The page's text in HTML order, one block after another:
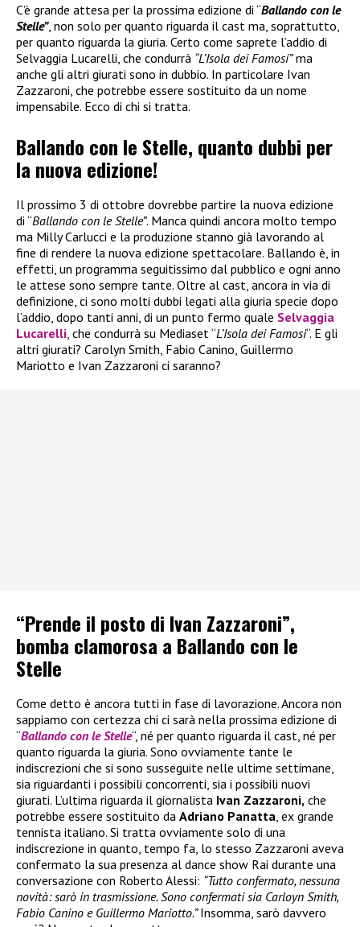
C’è grande attesa per la prossima edizione di “Ballando con le
Stelle”, non solo per quanto riguarda il cast ma, soprattutto,
per quanto riguarda la giuria. Certo come saprete l’addio di
Selvaggia Lucarelli, che condurrà “L’Isola dei Famosi”ma
anche gli altri giurati sono in dubbio. In particolare Ivan
Zazzaroni, che potrebbe essere sostituito da un nome
impensabile. Ecco di chi si tratta.
Ballando con le Stelle, quanto dubbi per
la nuova edizione!
Il prossimo 3 di ottobre dovrebbe partire la nuova edizione
di “Ballando con le Stelle”. Manca quindi ancora molto tempo
ma Milly Carlucci e la produzione stanno già lavorando al
fine di rendere la nuova edizione spettacolare. Ballando è, in
effetti, un programma seguitissimo dal pubblico e ogni anno
le attese sono sempre tante. Oltre al cast, ancora in via di
definizione, ci sono molti dubbi legati alla giuria specie dopo
l’addio, dopo tanti anni, di un punto fermo quale Selvaggia
Lucarelli, che condurrà su Mediaset “L’Isola dei Famosi“. E gli
altri giurati? Carolyn Smith, Fabio Canino, Guillermo
Mariotto e Ivan Zazzaroni ci saranno?
“Prende il posto di Ivan Zazzaroni”,
bomba clamorosa a Ballando con le
Stelle
Come detto è ancora tutti in fase di lavorazione. Ancora non
sappiamo con certezza chi ci sarà nella prossima edizione di
“Ballando con le Stelle“, né per quanto riguarda il cast, né per
quanto riguarda la giuria. Sono ovviamente tante le
indiscrezioni che si sono susseguite nelle ultime settimane,
sia riguardanti i possibili concorrenti, sia i possibili nuovi
giurati. L’ultima riguarda il giornalista Ivan Zazzaroni, che
potrebbe essere sostituito da Adriano Panatta, ex grande
tennista italiano. Si tratta ovviamente solo di una
indiscrezione in quanto, tempo fa, lo stesso Zazzaroni aveva
confermato la sua presenza al dance show Rai durante una
conversazione con Roberto Alessi: “Tutto confermato, nessuna
novità: sarò in trasmissione. Sono confermati sia Carloyn Smith,
Fabio Canino e Guillermo Mariotto.”Insomma, sarò davvero